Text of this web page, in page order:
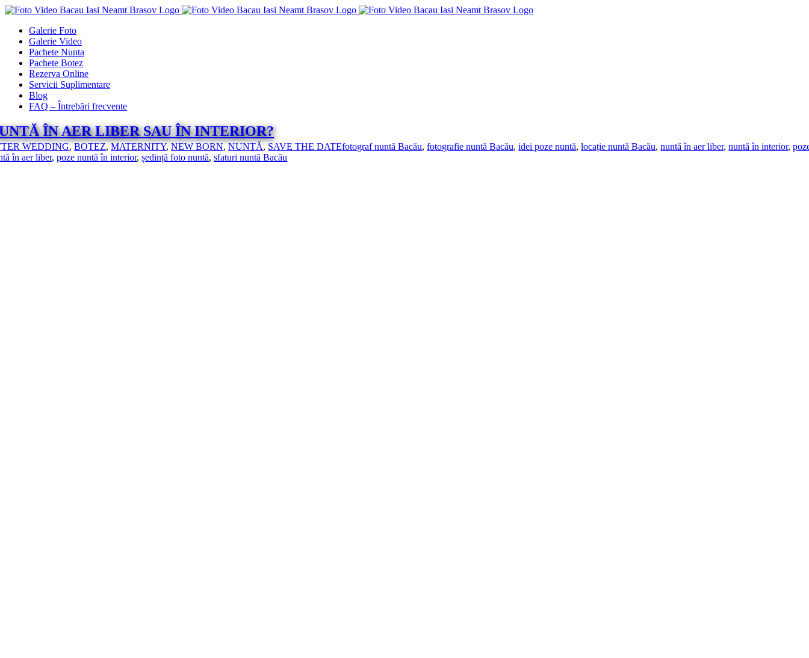
Skip
contentGalerie Foto
Galerie Video
Pachete Nunta
Pachete Botez
Rezerva Online
Servicii Suplimentare
Blog
FAQ – Întrebări frecvente
ÎN AER LIBER SAU ÎN INTERIOR?
WEDDING,BOTEZ,MATERNITY,NEW BORN,NUNTĂ, SAVE THE DATEfotograf nuntă Bacău,fotografie nuntă Bacău,idei poze nuntă,locație nuntă Bacău,nuntă în aer liber,nuntă în interior,
în aer liber,poze nuntă în interior,ședință foto nuntă,sfaturi nuntă Bacău